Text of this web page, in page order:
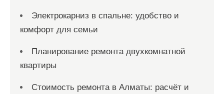
Электрокарниз в спальне: удобство и
комфорт для семьи
Планирование ремонта двухкомнатной
квартиры
Стоимость ремонта в Алматы: расчёт и